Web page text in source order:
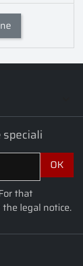
speciali
that
legal notice.